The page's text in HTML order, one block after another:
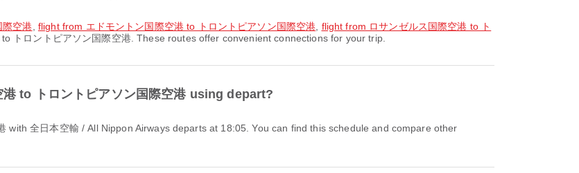
際空港 flight from エドモントン国際空港 to トロントピアソン国際空港 flight from ロサンゼルス国際空港 to ト
トロントピアソン国際空港. These routes offer convenient connections for your trip.
to トロントピアソン国際空港 using depart?